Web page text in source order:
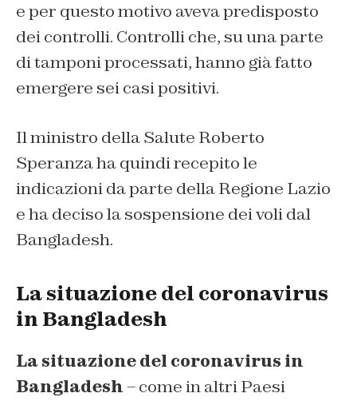
e per questo motivo aveva predisposto
dei controlli. Controlli che, su una parte
di tamponi processati, hanno già fatto
emergere sei casi positivi.
Il ministro della Salute Roberto
Speranza ha quindi recepito le
indicazioni da parte della Regione Lazio
e ha deciso la sospensione dei voli dal
Bangladesh.
La situazione del coronavirus
in Bangladesh
La situazione del coronavirus in
Bangladesh– come in altri Paesi